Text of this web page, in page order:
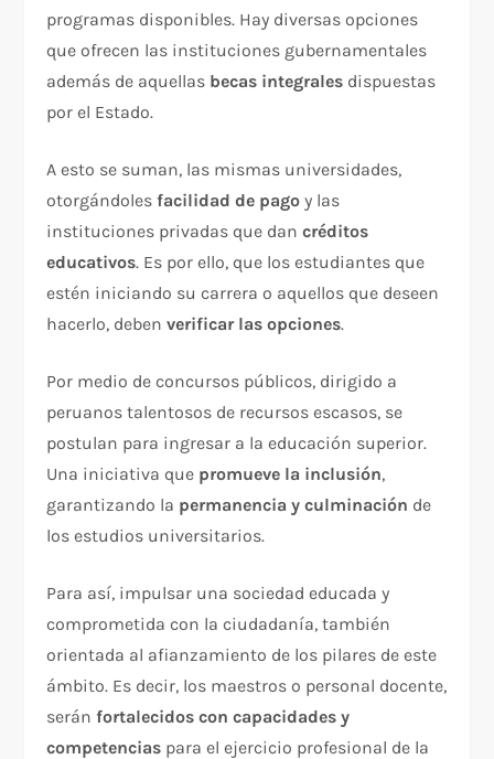
programas disponibles. Hay diversas opciones
que ofrecen las instituciones gubernamentales
además de aquellas becas integrales dispuestas
por el Estado.
A esto se suman, las mismas universidades,
otorgándolesfacilidad de pago y las
instituciones privadas que dancréditos
educativos. Es por ello, que los estudiantes que
estén iniciando su carrera o aquellos que deseen
hacerlo, debenverificar las opciones.
Por medio de concursos públicos, dirigido a
peruanos talentosos de recursos escasos, se
postulan para ingresar a la educación superior.
Una iniciativa que promueve la inclusión,
garantizando la permanencia y culminación de
los estudios universitarios.
Para así, impulsar una sociedad educada y
comprometida con la ciudadanía, también
orientada al afianzamiento de los pilares de este
ámbito. Es decir, los maestros o personal docente,
seránfortalecidos con capacidades y
competencias para el ejercicio profesional de la